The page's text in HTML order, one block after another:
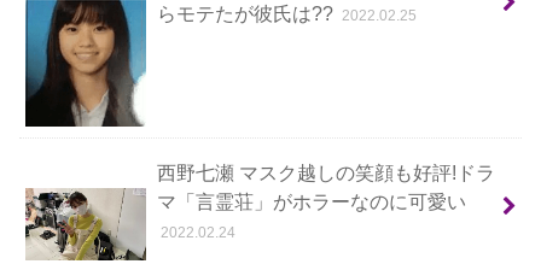
らモテたが彼氏は??
2022.02.25
西野七瀬 マスク越しの笑顔も好評!ドラ
マ「言霊荘」がホラーなのに可愛い
2022.02.24